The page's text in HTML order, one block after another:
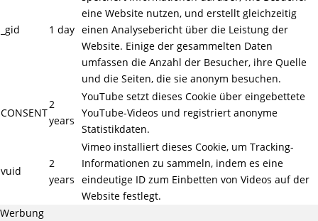
_gid 1 day
eine Website nutzen, und erstellt gleichzeitig
einen Analysebericht über die Leistung der
Website. Einige der gesammelten Daten
umfassen die Anzahl der Besucher, ihre Quelle
und die Seiten, die sie anonym besuchen.
CONSENT
2
years
YouTube setzt dieses Cookie über eingebettete
YouTube-Videos und registriert anonyme
Statistikdaten.
vuid
2
years
Vimeo installiert dieses Cookie, um Tracking-
Informationen zu sammeln, indem es eine
eindeutige ID zum Einbetten von Videos auf der
Website festlegt.
Werbung